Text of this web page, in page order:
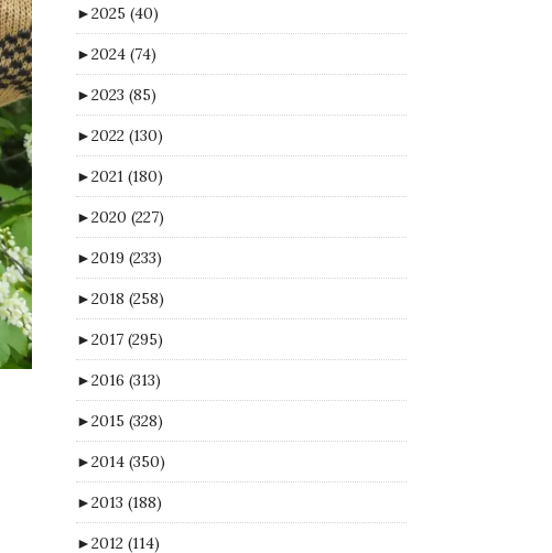
►2025 (40)
►2024 (74)
►2023 (85)
►2022 (130)
►2021 (180)
►2020 (227)
►2019 (233)
►2018 (258)
►2017 (295)
►2016 (313)
►2015 (328)
►2014 (350)
►2013 (188)
►2012 (114)